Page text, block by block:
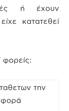
ή έχουν
κατατεθεί
φορείς:
την